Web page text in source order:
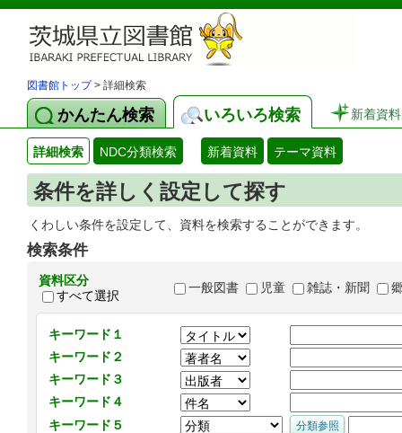
図書館トップ> 詳細検索
かんたん検索 いろいろ検索 新着資料
詳細検索 NDC分類検索 新着資料 テーマ資料
条件を詳しく設定して探す
くわしい条件を設定して、資料を検索することができます。
検索条件
資料区分
すべて選択
一般図書 児童 雑誌・新聞
キーワード１
キーワード２
キーワード３
キーワード４
キーワード５